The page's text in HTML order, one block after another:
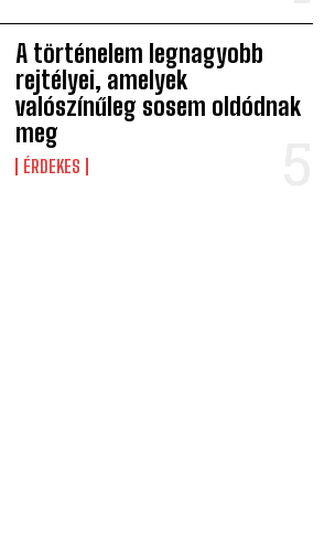
A történelem legnagyobb
rejtélyei, amelyek
valószínűleg sosem oldódnak
meg
ÉRDEKES